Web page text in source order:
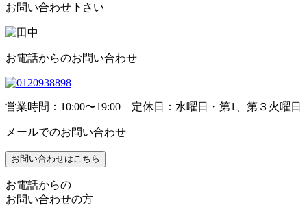
お問い合わせ下さい
お電話からのお問い合わせ
営業時間：10:00〜19:00 定休日：水曜日・第1、第３火曜日
メールでのお問い合わせ
お問い合わせはこちら
お電話からの
お問い合わせの方